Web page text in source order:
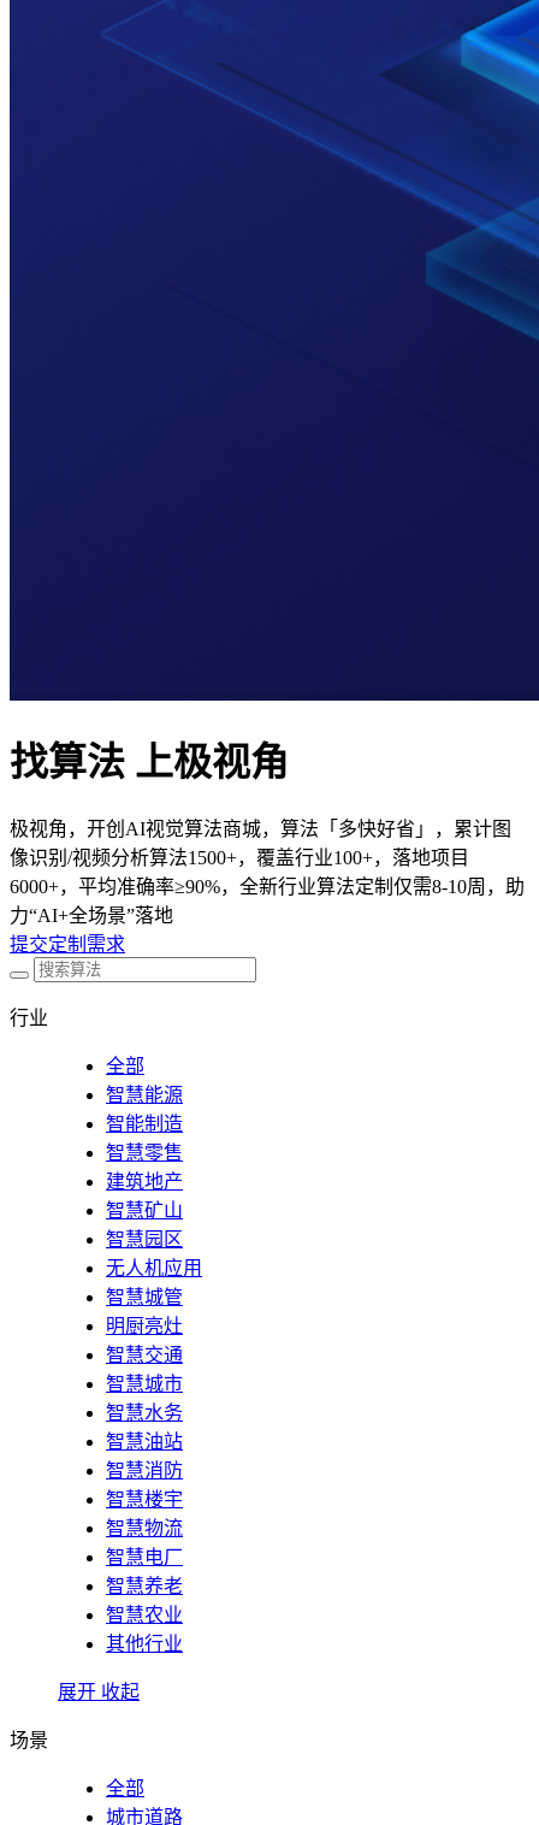
找算法 上极视角
极视角，开创AI视觉算法商城，算法「多快好省」，累计图
像识别/视频分析算法1500+，覆盖行业100+，落地项目
6000+，平均准确率≥90%，全新行业算法定制仅需8-10周，助
力“AI+全场景”落地
提交定制需求
行业
全部
智慧能源
智能制造
智慧零售
建筑地产
智慧矿山
智慧园区
无人机应用
智慧城管
明厨亮灶
智慧交通
智慧城市
智慧水务
智慧油站
智慧消防
智慧楼宇
智慧物流
智慧电厂
智慧养老
智慧农业
其他行业
展开 收起
场景
全部
城市道路